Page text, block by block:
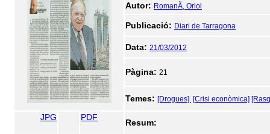
Autor: RomanÃ­, Oriol
Publicació: Diari de Tarragona
Data: 21/03/2012
Pàgina: 21
Temes: [Drogues] [Crisi econòmica]
JPG PDF
Resum: